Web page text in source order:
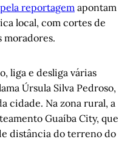
reportagem apontam
local, com cortes de
moradores.
liga e desliga várias
Úrsula Silva Pedroso,
cidade. Na zona rural, a
Guaíba City, que
distância do terreno do